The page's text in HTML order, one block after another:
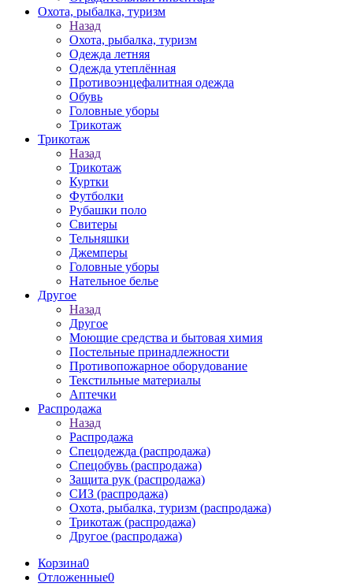
Охота, рыбалка, туризм
Назад
Охота, рыбалка, туризм
Одежда летняя
Одежда утеплённая
Противоэнцефалитная одежда
Обувь
Головные уборы
Трикотаж
Трикотаж
Назад
Трикотаж
Куртки
Футболки
Рубашки поло
Свитеры
Тельняшки
Джемперы
Головные уборы
Нательное белье
Другое
Назад
Другое
Моющие средства и бытовая химия
Постельные принадлежности
Противопожарное оборудование
Текстильные материалы
Аптечки
Распродажа
Назад
Распродажа
Спецодежда (распродажа)
Спецобувь (распродажа)
Защита рук (распродажа)
СИЗ (распродажа)
Охота, рыбалка, туризм (распродажа)
Трикотаж (распродажа)
Другое (распродажа)
Корзина0
Отложенные0